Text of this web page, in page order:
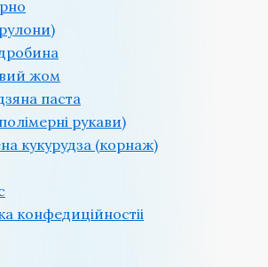
жом
паста
рукави)
кукурудза (корнаж)
конфедиційностіi